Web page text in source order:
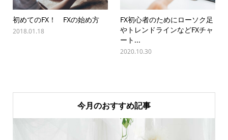
初めてのFX！ FXの始め方
2018.01.18
FX初心者のためにローソク足
やトレンドラインなどFXチャ
ート...
2020.10.30
今月のおすすめ記事